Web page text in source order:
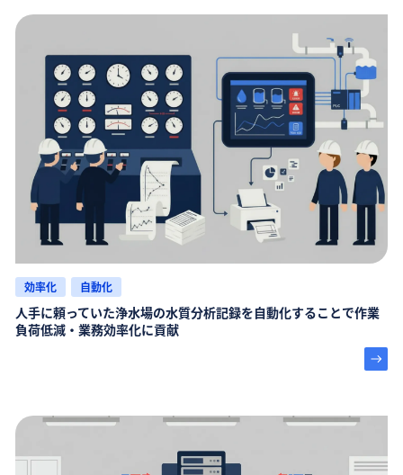
効率化 自動化
人手に頼っていた浄水場の水質分析記録を自動化することで作業
負荷低減・業務効率化に貢献